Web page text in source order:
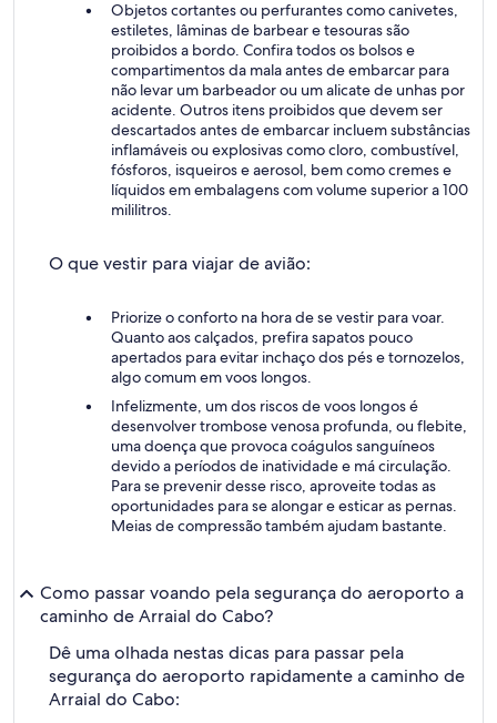
Objetos cortantes ou perfurantes como canivetes,
estiletes, lâminas de barbear e tesouras são
proibidos a bordo. Confira todos os bolsos e
compartimentos da mala antes de embarcar para
não levar um barbeador ou um alicate de unhas por
acidente. Outros itens proibidos que devem ser
descartados antes de embarcar incluem substâncias
inflamáveis ou explosivas como cloro, combustível,
fósforos, isqueiros e aerosol, bem como cremes e
líquidos em embalagens com volume superior a 100
mililitros.
O que vestir para viajar de avião:
Priorize o conforto na hora de se vestir para voar.
Quanto aos calçados, prefira sapatos pouco
apertados para evitar inchaço dos pés e tornozelos,
algo comum em voos longos.
Infelizmente, um dos riscos de voos longos é
desenvolver trombose venosa profunda, ou flebite,
uma doença que provoca coágulos sanguíneos
devido a períodos de inatividade e má circulação.
Para se prevenir desse risco, aproveite todas as
oportunidades para se alongar e esticar as pernas.
Meias de compressão também ajudam bastante.
Como passar voando pela segurança do aeroporto a
caminho de Arraial do Cabo?
Dê uma olhada nestas dicas para passar pela
segurança do aeroporto rapidamente a caminho de
Arraial do Cabo: